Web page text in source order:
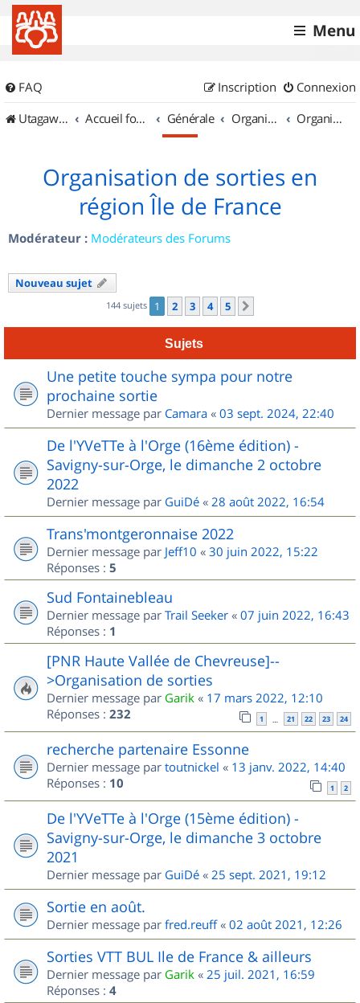
Menu
FAQ Connexion
Inscription
UtagawaVTT (Randos VTT et VTTAE avec traces GPS)
Accueil forum Générale Organisation de sorties & Recherche de partenaires Organisation de sorties en région Île de France
Organisation de sorties en
région Île de France
Modérateur : Modérateurs des Forums
Nouveau sujet
144 sujets 1 2 3 4 5
Sujets
Une petite touche sympa pour notre
prochaine sortie
Dernier message par Camara « 03 sept. 2024, 22:40
De l'YVeTTe à l'Orge (16ème édition) -
Savigny-sur-Orge, le dimanche 2 octobre
2022
Dernier message par GuiDé « 28 août 2022, 16:54
Trans'montgeronnaise 2022
Dernier message par Jeff10 « 30 juin 2022, 15:22
Réponses : 5
Sud Fontainebleau
Dernier message par Trail Seeker « 07 juin 2022, 16:43
Réponses : 1
[PNR Haute Vallée de Chevreuse]--
>Organisation de sorties
Dernier message par Garik « 17 mars 2022, 12:10
Réponses : 232 1 … 21 22 23 24
recherche partenaire Essonne
Dernier message par toutnickel « 13 janv. 2022, 14:40
Réponses : 10 1 2
De l'YVeTTe à l'Orge (15ème édition) -
Savigny-sur-Orge, le dimanche 3 octobre
2021
Dernier message par GuiDé « 25 sept. 2021, 19:12
Sortie en août.
Dernier message par fred.reuff« 02 août 2021, 12:26
Sorties VTT BUL Ile de France & ailleurs
Dernier message par Garik « 25 juil. 2021, 16:59
Réponses : 4